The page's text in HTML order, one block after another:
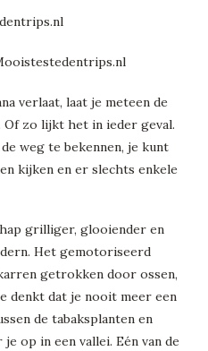
verlaat, laat je meteen de
zo lijkt het in ieder geval.
weg te bekennen, je kunt
kijken en er slechts enkele
grilliger, glooiender en
Het gemotoriseerd
getrokken door ossen,
denkt dat je nooit meer een
de tabaksplanten en
op in een vallei. Eén van de